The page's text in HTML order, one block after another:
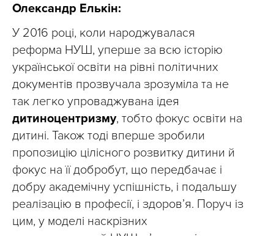
Олександр Елькін:
У 2016 році, коли народжувалася
реформа НУШ, уперше за всю історію
української освіти на рівні політичних
документів прозвучала зрозуміла та не
так легко упроваджувана ідея
дитиноцентризму, тобто фокус освіти на
дитині. Також тоді вперше зробили
пропозицію цілісного розвитку дитини й
фокус на її добробут, що передбачає і
добру академічну успішність, і подальшу
реалізацію в професії, і здоров’я. Поруч із
цим, у моделі наскрізних